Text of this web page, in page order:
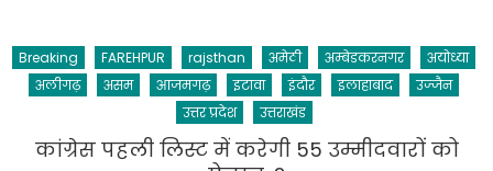
हादसा,
20
इमारत
में
Breaking FAREHPUR rajsthan अमेठी अम्बेडकरनगर
अयोध्या
अलीगढ़
असम आजमगढ़ इटावा इंदौर इलाहाबाद
उज्जैन
उत्तर प्रदेश
उत्तराखंड
कांग्रेस पहली लिस्ट में करेगी 55 उम्मीदवारों को